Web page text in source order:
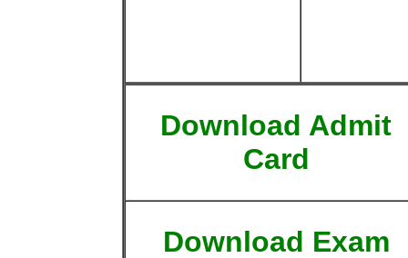
Download Admit
Card
Download Exam